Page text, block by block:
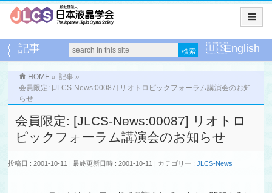
記事 English
HOME » 記事 »
会員限定: [JLCS-News:00087] リオトロピックフォーラム講演会のお知
らせ
会員限定: [JLCS-News:00087] リオトロ
ピックフォーラム講演会のお知らせ
投稿日 : 2001-10-11 最終更新日時 : 2001-10-11 カテゴリー :JLCS-News